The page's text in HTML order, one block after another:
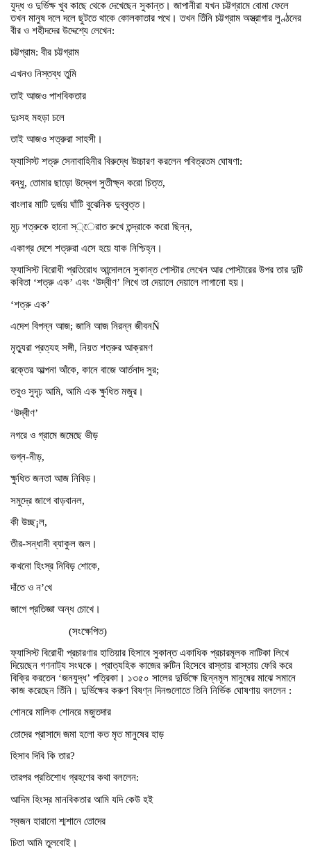
যুদ্ধ ও দুর্ভিক্ষ খুব কাছে থেকে দেখেছেন সুকান্ত। জাপানীরা যখন চট্টগ্রামে বোমা ফেলে
তখন মানুষ দলে দলে ছুটতে থাকে কোলকাতার পথে। তখন তিঁনি চট্টগ্রাম অস্ত্রাগার লুণ্ঠনের
বীর ও শহীদদের উদ্দেশ্যে লেখেন:
চট্টগ্রাম: বীর চট্টগ্রাম
এখনও নিস্তব্ধ তুমি
তাই আজও পাশবিকতার
দুঃসহ মহড়া চলে
তাই আজও শত্রুরা সাহসী।
ফ্যাসিস্ট শত্রু সেনাবাহিনীর বিরুদ্ধে উচ্চারণ করলেন পবিত্রতম ঘোষণা:
বন্ধু, তোমার ছাড়ো উদ্বেগ সুতীক্ষ্ন করো চিত্ত,
বাংলার মাটি দুর্জয় ঘাঁটি বুঝেনিক দুব্বৃত্ত।
মূঢ় শত্রুকে হানো স্্েরাত রুখে তন্দ্রাকে করো ছিন্ন,
একাগ্র দেশে শত্রুরা এসে হয়ে যাক নিশ্চিহ্ন।
ফ্যাসিস্ট বিরোধী প্রতিরোধ আন্দোলনে সুকান্ত পোস্টার লেখেন আর পোস্টারের উপর তার দুটি
কবিতা ‘শত্রু এক’ এবং ‘উদ্বীণ’ লিখে তা দেয়ালে দেয়ালে লাগানো হয়।
‘শত্রু এক’
এদেশ বিপন্ন আজ; জানি আজ নিরন্ন জীবনÑ
মৃত্যুরা প্রত্যহ সঙ্গী, নিয়ত শত্রুর আক্রমণ
রক্তের আল্পনা আঁকে, কানে বাজে আর্তনাদ সুর;
তবুও সুদৃঢ় আমি, আমি এক ক্ষুধিত মজুর।
‘উদ্বীণ’
নগরে ও গ্রামে জমেছে ভীড়
ভগ্ন-নীড়,
ক্ষুধিত জনতা আজ নিবিড়।
সমুদ্রে জাগে বাড়বানল,
কী উচ্ছ¡ল,
তীর-সন্ধানী ব্যাকুল জল।
কখনো হিংস্র নিবিড় শোকে,
দাঁতে ও ন’খে
জাগে প্রতিজ্ঞা অন্ধ চোখে।
(সংক্ষেপিত)
ফ্যাসিস্ট বিরোধী প্রচারণার হাতিয়ার হিসাবে সুকান্ত একাধিক প্রচারমূলক নাটিকা লিখে
দিয়েছেন গণনাট্য সংঘকে। প্রাত্যহিক কাজের রুটিন হিসেবে রাস্তায় রাস্তায় ফেরি করে
বিক্রি করতেন ‘জনযুদ্ধ’ পত্রিকা। ১৩৫০ সালের দুর্ভিক্ষে ছিন্নমূল মানুষের মাঝে সমানে
কাজ করেছেন তিঁনি। দুর্ভিক্ষের করুণ বিষণ্ন দিনগুলোতে তিনি নির্ভিক ঘোষণায় বললেন :
শোনরে মালিক শোনরে মজুতদার
তোদের প্রাসাদে জমা হলো কত মৃত মানুষের হাড়
হিসাব দিবি কি তার?
তারপর প্রতিশোধ গ্রহণের কথা বললেন:
আদিম হিংস্র মানবিকতার আমি যদি কেউ হই
স্বজন হারানো শ্মশানে তোদের
চিতা আমি তুলবোই।